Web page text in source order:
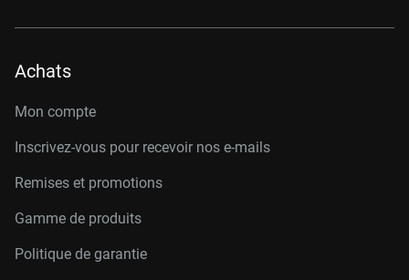
Achats
Mon compte
Inscrivez-vous pour recevoir nos e-mails
Remises et promotions
Gamme de produits
Politique de garantie